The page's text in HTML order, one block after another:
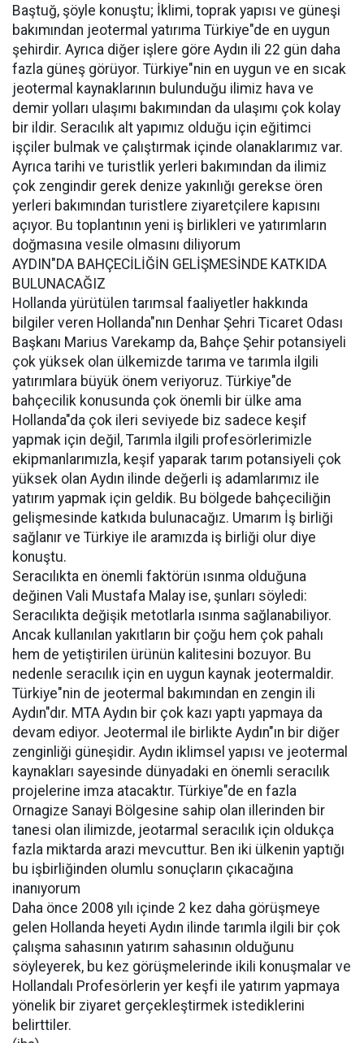
Baştuğ, şöyle konuştu; İklimi, toprak yapısı ve güneşi
bakımından jeotermal yatırıma Türkiye"de en uygun
şehirdir. Ayrıca diğer işlere göre Aydın ili 22 gün daha
fazla güneş görüyor. Türkiye"nin en uygun ve en sıcak
jeotermal kaynaklarının bulunduğu ilimiz hava ve
demir yolları ulaşımı bakımından da ulaşımı çok kolay
bir ildir. Seracılık alt yapımız olduğu için eğitimci
işçiler bulmak ve çalıştırmak içinde olanaklarımız var.
Ayrıca tarihi ve turistlik yerleri bakımından da ilimiz
çok zengindir gerek denize yakınlığı gerekse ören
yerleri bakımından turistlere ziyaretçilere kapısını
açıyor. Bu toplantının yeni iş birlikleri ve yatırımların
doğmasına vesile olmasını diliyorum
AYDIN"DA BAHÇECİLİĞİN GELİŞMESİNDE KATKIDA
BULUNACAĞIZ
Hollanda yürütülen tarımsal faaliyetler hakkında
bilgiler veren Hollanda"nın Denhar Şehri Ticaret Odası
Başkanı Marius Varekamp da, Bahçe Şehir potansiyeli
çok yüksek olan ülkemizde tarıma ve tarımla ilgili
yatırımlara büyük önem veriyoruz. Türkiye"de
bahçecilik konusunda çok önemli bir ülke ama
Hollanda"da çok ileri seviyede biz sadece keşif
yapmak için değil, Tarımla ilgili profesörlerimizle
ekipmanlarımızla, keşif yaparak tarım potansiyeli çok
yüksek olan Aydın ilinde değerli iş adamlarımız ile
yatırım yapmak için geldik. Bu bölgede bahçeciliğin
gelişmesinde katkıda bulunacağız. Umarım İş birliği
sağlanır ve Türkiye ile aramızda iş birliği olur diye
konuştu.
Seracılıkta en önemli faktörün ısınma olduğuna
değinen Vali Mustafa Malay ise, şunları söyledi:
Seracılıkta değişik metotlarla ısınma sağlanabiliyor.
Ancak kullanılan yakıtların bir çoğu hem çok pahalı
hem de yetiştirilen ürünün kalitesini bozuyor. Bu
nedenle seracılık için en uygun kaynak jeotermaldir.
Türkiye"nin de jeotermal bakımından en zengin ili
Aydın"dır. MTA Aydın bir çok kazı yaptı yapmaya da
devam ediyor. Jeotermal ile birlikte Aydın"ın bir diğer
zenginliği güneşidir. Aydın iklimsel yapısı ve jeotermal
kaynakları sayesinde dünyadaki en önemli seracılık
projelerine imza atacaktır. Türkiye"de en fazla
Ornagize Sanayi Bölgesine sahip olan illerinden bir
tanesi olan ilimizde, jeotarmal seracılık için oldukça
fazla miktarda arazi mevcuttur. Ben iki ülkenin yaptığı
bu işbirliğinden olumlu sonuçların çıkacağına
inanıyorum
Daha önce 2008 yılı içinde 2 kez daha görüşmeye
gelen Hollanda heyeti Aydın ilinde tarımla ilgili bir çok
çalışma sahasının yatırım sahasının olduğunu
söyleyerek, bu kez görüşmelerinde ikili konuşmalar ve
Hollandalı Profesörlerin yer keşfi ile yatırım yapmaya
yönelik bir ziyaret gerçekleştirmek istediklerini
belirttiler.